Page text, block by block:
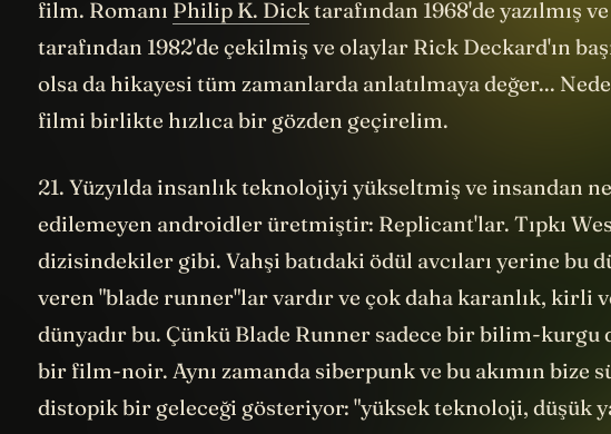
film. Romanı Philip K. Dick tarafından 1968'de yazılmış
tarafından 1982'de çekilmiş ve olaylar Rick Deckard'ın
olsa da hikayesi tüm zamanlarda anlatılmaya değer...
filmi birlikte hızlıca bir gözden geçirelim.
21. Yüzyılda insanlık teknolojiyi yükseltmiş ve insandan
edilemeyen androidler üretmiştir: Replicant'lar. Tıpkı
dizisindekiler gibi. Vahşi batıdaki ödül avcıları yerine bu
veren "blade runner"lar vardır ve çok daha karanlık, kirli
dünyadır bu. Çünkü Blade Runner sadece bir bilim-kurgu
bir film-noir. Aynı zamanda siberpunk ve bu akımın bize
distopik bir geleceği gösteriyor: "yüksek teknoloji, düşük